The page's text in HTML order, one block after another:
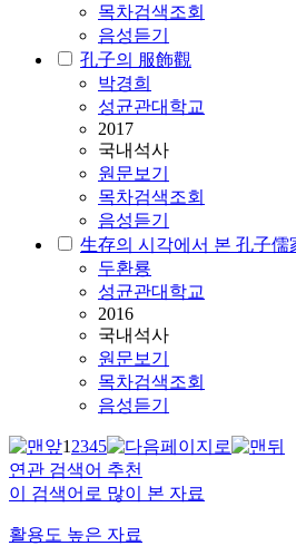
목차검색조회
음성듣기
孔子의 服飾觀
박경희
성균관대학교
2017
국내석사
원문보기
목차검색조회
음성듣기
生存의 시각에서 본 孔子儒
두환룡
성균관대학교
2016
국내석사
원문보기
목차검색조회
음성듣기
12345
연관 검색어 추천
이 검색어로 많이 본 자료
활용도 높은 자료